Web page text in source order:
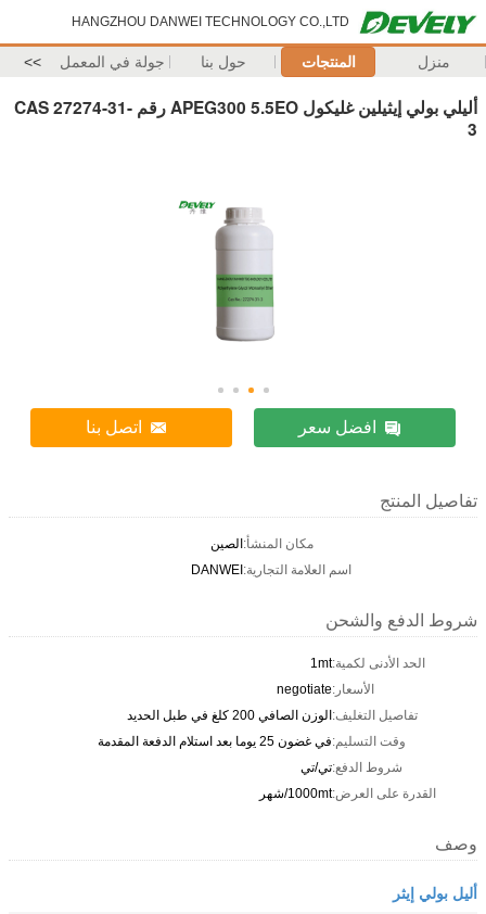
HANGZHOU DANWEI TECHNOLOGY CO.,LTD
منزل المنتجات حول بنا جولة في المعمل >>
أليلي بولي إيثيلين غليكول APEG300 5.5EO رقم CAS 27274-31-
3
افضل سعر اتصل بنا
تفاصيل المنتج
مكان المنشأ:الصين
اسم العلامة التجارية:DANWEI
شروط الدفع والشحن
الحد الأدنى لكمية:1mt
الأسعار:negotiate
تفاصيل التغليف:الوزن الصافي 200 كلغ في طبل الحديد
وقت التسليم:في غضون 25 يوما بعد استلام الدفعة المقدمة
شروط الدفع:تي/تي
القدرة على العرض:1000mt/شهر
وصف
أليل بولي إيثر